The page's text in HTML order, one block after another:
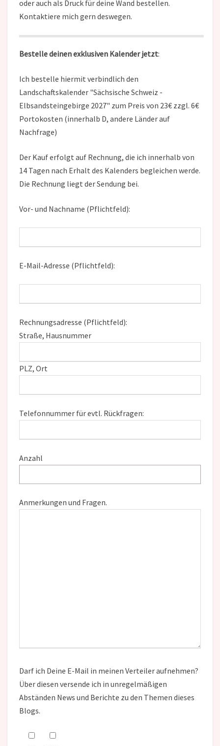
oder auch als Druck für deine Wand bestellen.
Kontaktiere mich gern deswegen.
Bestelle deinen exklusiven Kalender jetzt:
Ich bestelle hiermit verbindlich den
Landschaftskalender "Sächsische Schweiz -
Elbsandsteingebirge 2027" zum Preis von 23€ zzgl. 6€
Portokosten (innerhalb D, andere Länder auf
Nachfrage)
Der Kauf erfolgt auf Rechnung, die ich innerhalb von
14 Tagen nach Erhalt des Kalenders begleichen werde.
Die Rechnung liegt der Sendung bei.
Vor- und Nachname (Pflichtfeld):
E-Mail-Adresse (Pflichtfeld):
Rechnungsadresse (Pflichtfeld):
Straße, Hausnummer
PLZ, Ort
Telefonnummer für evtl. Rückfragen:
Anzahl
Anmerkungen und Fragen.
Darf ich Deine E-Mail in meinen Verteiler aufnehmen?
Über diesen versende ich in unregelmäßigen
Abständen News und Berichte zu den Themen dieses
Blogs.